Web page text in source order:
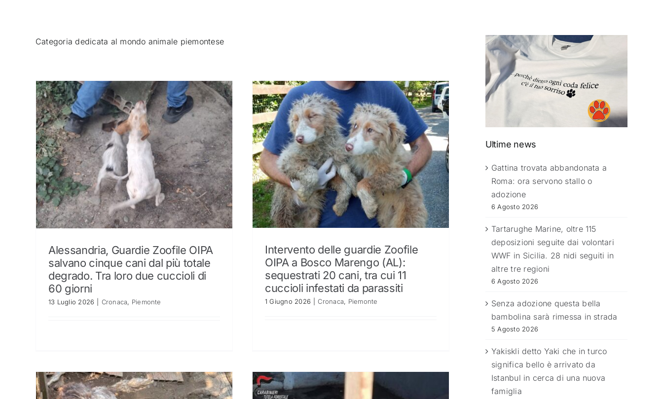
Categoria dedicata al mondo animale piemontese
Alessandria, Guardie Zoofile OIPA
salvano cinque cani dal più totale
degrado. Tra loro due cuccioli di
60 giorni
13 Luglio 2026 Cronaca, Piemonte
Intervento delle guardie Zoofile
OIPA a Bosco Marengo (AL):
sequestrati 20 cani, tra cui 11
cuccioli infestati da parassiti
1 Giugno 2026 Cronaca, Piemonte
Ultime news
Gattina trovata abbandonata a
Roma: ora servono stallo o
adozione
6 Agosto 2026
Tartarughe Marine, oltre 115
deposizioni seguite dai volontari
WWF in Sicilia. 28 nidi seguiti in
altre tre regioni
6 Agosto 2026
Senza adozione questa bella
bambolina sarà rimessa in strada
5 Agosto 2026
Yakiskli detto Yaki che in turco
significa bello è arrivato da
Istanbul in cerca di una nuova
famiglia